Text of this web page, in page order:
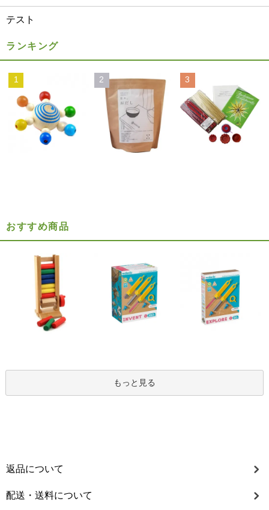
テスト
ランキング
1 2 3
おすすめ商品
もっと見る
返品について
配送・送料について